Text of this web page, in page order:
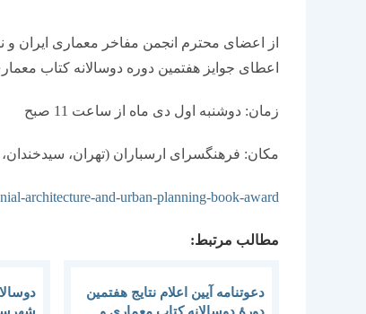
از اعضای محترم انجمن مفاخر معماری ایران
اعطای جوایز هفتمین دوره دوسالانه کتاب
زمان: دوشنبه اول دی ماه از ساعت 11 صبح
مکان: فرهنگسرای ارسباران (تهران، سیدخندان،
architecture-and-urban-planning-book-award
مطالب مرتبط:
دعوتنامه آیین اعلام نتایج هفتمین